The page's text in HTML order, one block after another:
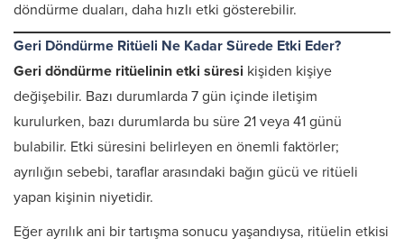
döndürme duaları, daha hızlı etki gösterebilir.
Geri Döndürme Ritüeli Ne Kadar Sürede Etki Eder?
Geri döndürme ritüelinin etki süresi kişiden kişiye
değişebilir. Bazı durumlarda 7 gün içinde iletişim
kurulurken, bazı durumlarda bu süre 21 veya 41 günü
bulabilir. Etki süresini belirleyen en önemli faktörler;
ayrılığın sebebi, taraflar arasındaki bağın gücü ve ritüeli
yapan kişinin niyetidir.
Eğer ayrılık ani bir tartışma sonucu yaşandıysa, ritüelin etkisi